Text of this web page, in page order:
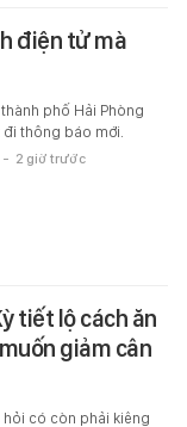
điện tử mà
phố Hải Phòng
đi thông báo mới.
- 2 giờ trước
tiết lộ cách ăn
giảm cân
hỏi có còn phải kiêng